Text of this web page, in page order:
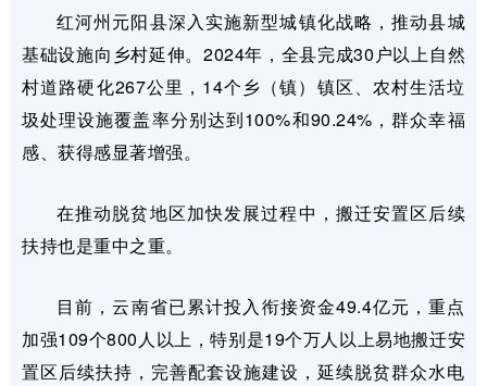
红河州元阳县深入实施新型城镇化战略，推动县城
基础设施向乡村延伸。2024年，全县完成30户以上自然
村道路硬化267公里，14个乡（镇）镇区、农村生活垃
圾处理设施覆盖率分别达到100%和90.24%，群众幸福
感、获得感显著增强。
在推动脱贫地区加快发展过程中，搬迁安置区后续
扶持也是重中之重。
目前，云南省已累计投入衔接资金49.4亿元，重点
加强109个800人以上，特别是19个万人以上易地搬迁安
置区后续扶持，完善配套设施建设，延续脱贫群众水电